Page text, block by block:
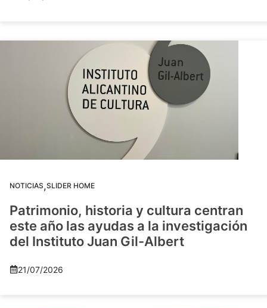
NOTICIAS,SLIDER HOME
Patrimonio, historia y cultura centran
este año las ayudas a la investigación
del Instituto Juan Gil-Albert
21/07/2026